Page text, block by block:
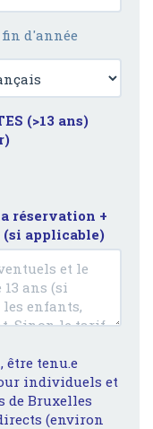
d'année
(>13 ans)
réservation +
applicable)
être tenu.e
individuels et
de Bruxelles
(environ